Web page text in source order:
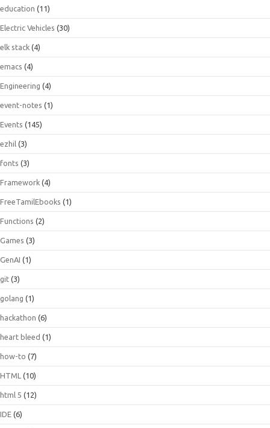
education (11)
Electric Vehicles (30)
elk stack (4)
emacs (4)
Engineering (4)
event-notes (1)
Events (145)
ezhil (3)
fonts (3)
Framework (4)
FreeTamilEbooks (1)
Functions (2)
Games (3)
GenAI (1)
git (3)
golang (1)
hackathon (6)
heart bleed (1)
how-to (7)
HTML (10)
html 5 (12)
IDE (6)